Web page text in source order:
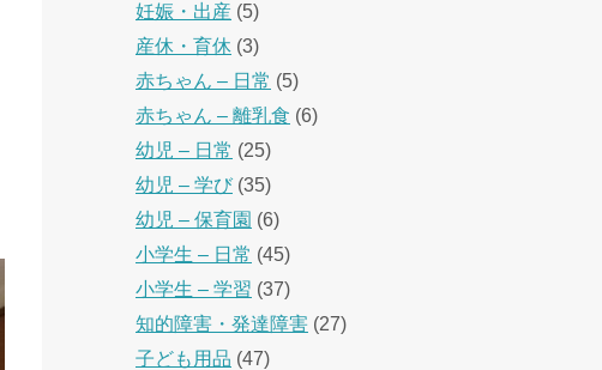
妊娠・出産 (5)
産休・育休 (3)
赤ちゃん – 日常 (5)
赤ちゃん – 離乳食 (6)
幼児 – 日常 (25)
幼児 – 学び(35)
幼児 – 保育園 (6)
小学生 – 日常 (45)
小学生 – 学習 (37)
知的障害・発達障害 (27)
子ども用品 (47)